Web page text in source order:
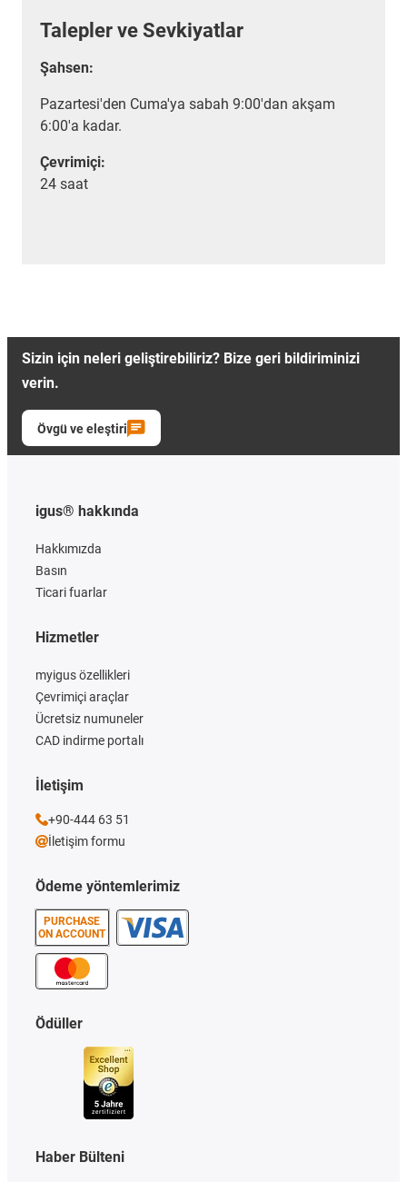
Talepler ve Sevkiyatlar
Şahsen:
Pazartesi'den Cuma'ya sabah 9:00'dan akşam
6:00'a kadar.
Çevrimiçi:
24 saat
Sizin için neleri geliştirebiliriz? Bize geri bildiriminizi
verin.
Övgü ve eleştiri
igus® hakkında
Hakkımızda
Basın
Ticari fuarlar
Ödeme yöntemlerimiz
PURCHASE
ON ACCOUNT
Hizmetler
myigus özellikleri
Çevrimiçi araçlar
Ücretsiz numuneler
CAD indirme portalı
Ödüller
Haber Bülteni
İletişim
+90-444 63 51
İletişim formu